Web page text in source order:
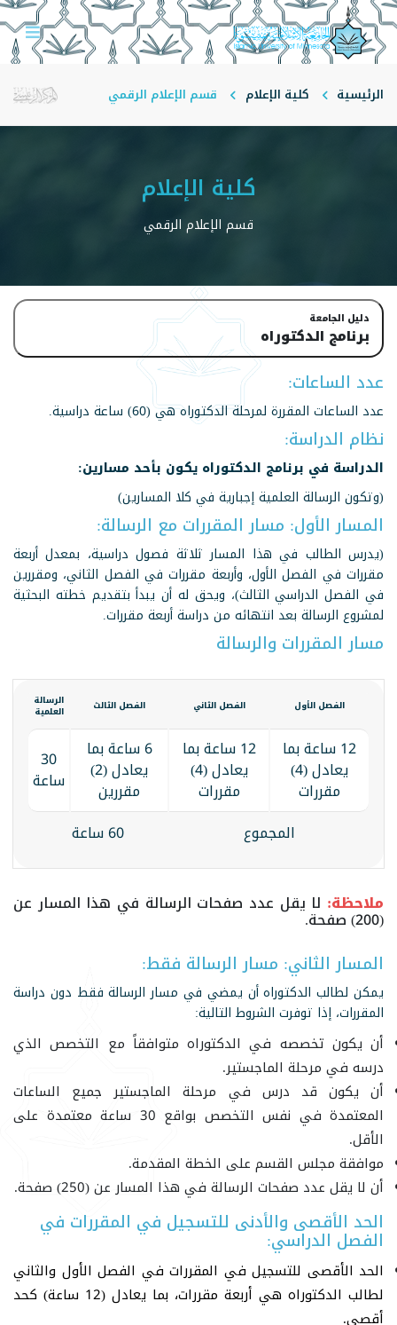
الرئيسية كلية الإعلام قسم الإعلام الرقمي
كلية الإعلام
قسم الإعلام الرقمي
دليل الجامعة
برنامج الدكتوراه
عدد الساعات:
عدد الساعات المقررة لمرحلة الدكتوراه هي (60) ساعة دراسية.
نظام الدراسة:
الدراسة في برنامج الدكتوراه يكون بأحد مسارين:
(وتكون الرسالة العلمية إجبارية في كلا المسارين)
المسار الأول: مسار المقررات مع الرسالة:
(يدرس الطالب في هذا المسار ثلاثة فصول دراسية، بمعدل أربعة
مقررات في الفصل الأول، وأربعة مقررات في الفصل الثاني، ومقررين
في الفصل الدراسي الثالث)، ويحق له أن يبدأ بتقديم خطته البحثية
لمشروع الرسالة بعد انتهائه من دراسة أربعة مقررات.
مسار المقررات والرسالة
الفصل الأول الفصل الثاني الفصل الثالث الرسالة
العلمية
12 ساعة بما
يعادل (4)
مقررات
12 ساعة بما
يعادل (4)
مقررات
6 ساعة بما
يعادل (2)
مقررين
30
ساعة
المجموع
60 ساعة
ملاحظة: لا يقل عدد صفحات الرسالة في هذا المسار عن
(200) صفحة.
المسار الثاني: مسار الرسالة فقط:
يمكن لطالب الدكتوراه أن يمضي في مسار الرسالة فقط دون دراسة
المقررات، إذا توفرت الشروط التالية:
أن يكون تخصصه في الدكتوراه متوافقاً مع التخصص الذي
درسه في مرحلة الماجستير.
أن يكون قد درس في مرحلة الماجستير جميع الساعات
المعتمدة في نفس التخصص بواقع 30 ساعة معتمدة على
الأقل.
موافقة مجلس القسم على الخطة المقدمة.
أن لا يقل عدد صفحات الرسالة في هذا المسار عن (250) صفحة.
الحد الأقصى والأدنى للتسجيل في المقررات في
الفصل الدراسي:
الحد الأقصى للتسجيل في المقررات في الفصل الأول والثاني
لطالب الدكتوراه هي أربعة مقررات، بما يعادل (12 ساعة) كحد
أقصى.